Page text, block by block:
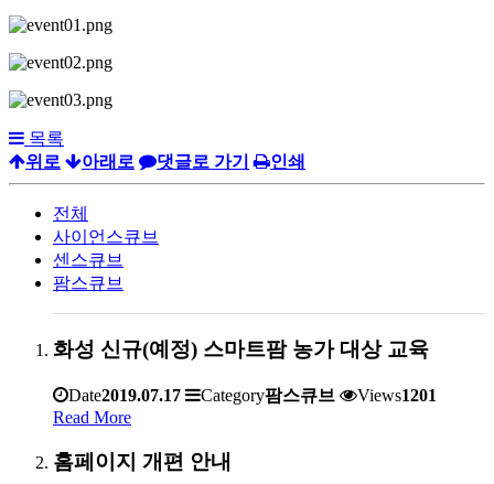
목록
위로
아래로 댓글로 가기 인쇄
전체
사이언스큐브
센스큐브
팜스큐브
화성 신규(예정) 스마트팜 농가 대상 교육
Date2019.07.17 Category팜스큐브 Views1201
Read More
홈페이지 개편 안내